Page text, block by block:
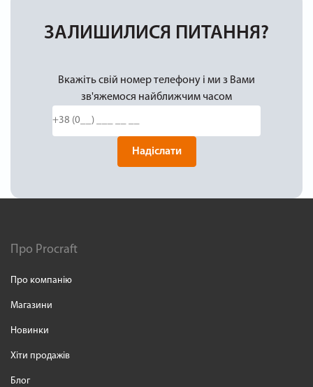
ЗАЛИШИЛИСЯ ПИТАННЯ?
Вкажіть свій номер телефону і ми з Вами
зв'яжемося найближчим часом
Надіслати
Про Procraft
Про компанію
Магазини
Новинки
Хіти продажів
Блог